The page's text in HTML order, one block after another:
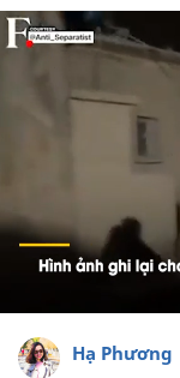
Hạ Phương